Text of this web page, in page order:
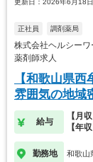
更新日：2026年6月18日
正社員 調剤薬局
株式会社ヘルシー
薬剤師求人
【和歌山県
雰囲気の地域
給与
【月
【年
勤務地 和歌山